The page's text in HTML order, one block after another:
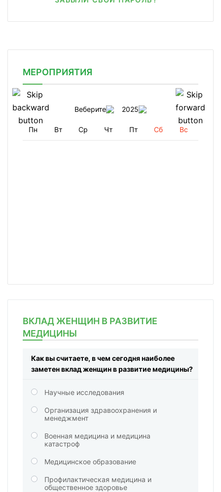
МЕРОПРИЯТИЯ
Веберите 2025
Пн Вт Ср Чт Пт Сб Вс
ВКЛАД ЖЕНЩИН В РАЗВИТИЕ
МЕДИЦИНЫ
Как вы считаете, в чем сегодня наиболее
заметен вклад женщин в развитие медицины?
Научные исследования
Организация здравоохранения и
менеджмент
Военная медицина и медицина
катастроф
Медицинское образование
Профилактическая медицина и
общественное здоровье